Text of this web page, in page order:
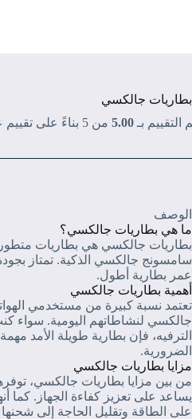
بطاريات جالكسي
التقييم بـ 5.00من 5 بناءً على تقييم عميل واحد
الوصف
ما هي بطاريات جالكسي؟
بطاريات جالكسي هي بطاريات
سامسونج جالكسي الذكية. تمتاز
عمر بطارية أطول.
أهمية بطاريات جالكسي
تعتمد نسبة كبيرة من مستخدمي
جالكسي لنشاطاتهم اليومية. سواء
الترفيه، فإن بطارية طويلة الأمد
الضرورية.
مزايا بطاريات جالكسي
من بين مزايا بطاريات جالكسي،
يساعد على تعزيز كفاءة الجهاز. كما
على الطاقة وتقليل الحاجة إلى